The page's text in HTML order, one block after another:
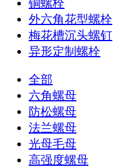
铜螺栓
外六角花型螺栓
梅花槽沉头螺钉
异形定制螺栓
全部
六角螺母
防松螺母
法兰螺母
光母毛母
高强度螺母